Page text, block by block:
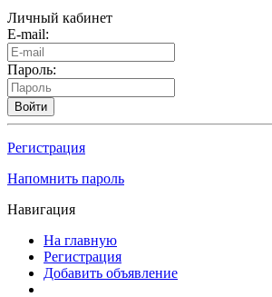
Личный кабинет
E-mail:
Пароль:
Войти
Регистрация
Напомнить пароль
Навигация
На главную
Регистрация
Добавить объявление